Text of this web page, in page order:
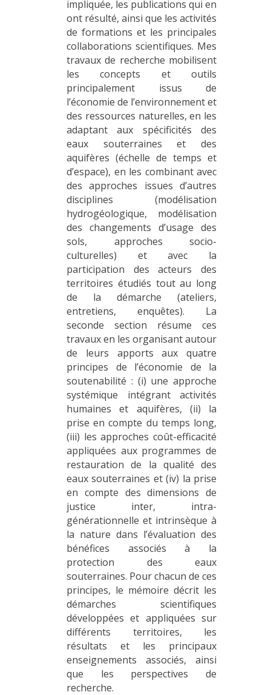
impliquée, les publications qui en
ont résulté, ainsi que les activités
de formations et les principales
collaborations scientifiques. Mes
travaux de recherche mobilisent
les concepts et outils
principalement issus de
l’économie de l’environnement et
des ressources naturelles, en les
adaptant aux spécificités des
eaux souterraines et des
aquifères (échelle de temps et
d’espace), en les combinant avec
des approches issues d’autres
disciplines (modélisation
hydrogéologique, modélisation
des changements d’usage des
sols, approches socio-
culturelles) et avec la
participation des acteurs des
territoires étudiés tout au long
de la démarche (ateliers,
entretiens, enquêtes). La
seconde section résume ces
travaux en les organisant autour
de leurs apports aux quatre
principes de l’économie de la
soutenabilité : (i) une approche
systémique intégrant activités
humaines et aquifères, (ii) la
prise en compte du temps long,
(iii) les approches coût-efficacité
appliquées aux programmes de
restauration de la qualité des
eaux souterraines et (iv) la prise
en compte des dimensions de
justice inter, intra-
générationnelle et intrinsèque à
la nature dans l’évaluation des
bénéfices associés à la
protection des eaux
souterraines. Pour chacun de ces
principes, le mémoire décrit les
démarches scientifiques
développées et appliquées sur
différents territoires, les
résultats et les principaux
enseignements associés, ainsi
que les perspectives de
recherche.